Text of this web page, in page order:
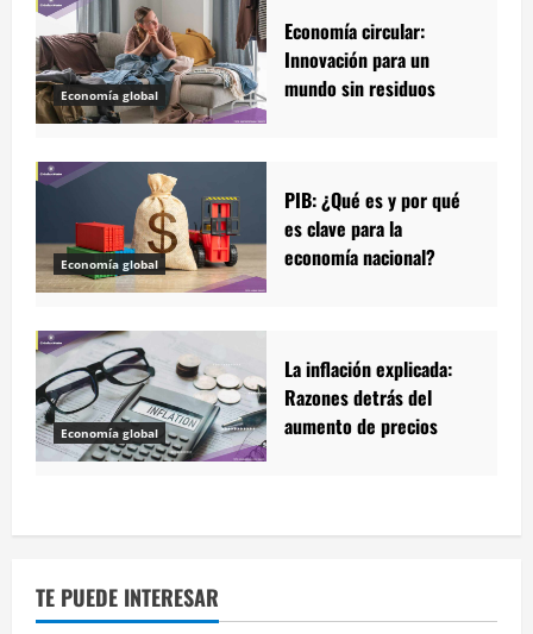
Economía global
Economía circular:
Innovación para un
mundo sin residuos
Economía global
PIB: ¿Qué es y por qué
es clave para la
economía nacional?
Economía global
La inflación explicada:
Razones detrás del
aumento de precios
TE PUEDE INTERESAR